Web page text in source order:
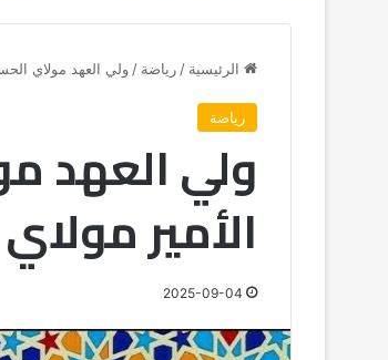
الرئيسية / رياضة / ولي العهد مولاي
رياضة
ولي العهد
الأمير
2025-09-04